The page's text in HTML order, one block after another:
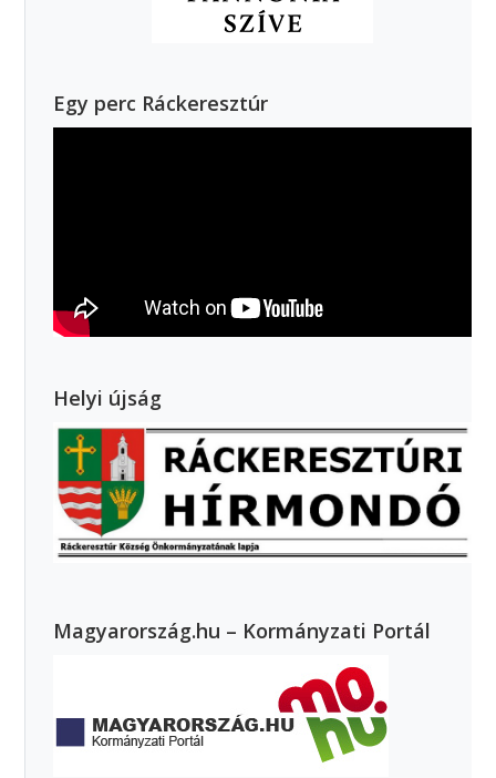
Egy perc Ráckeresztúr
Helyi újság
Magyarország.hu – Kormányzati Portál